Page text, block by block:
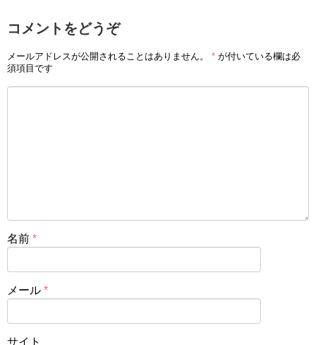
コメントをどうぞ
メールアドレスが公開されることはありません。 * が付いている欄は必
須項目です
名前 *
メール *
サイト